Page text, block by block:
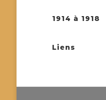
1914 à 1918
Liens